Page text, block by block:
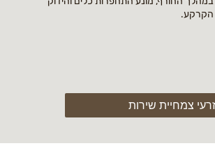
הקרקע.
צמחיית שירות